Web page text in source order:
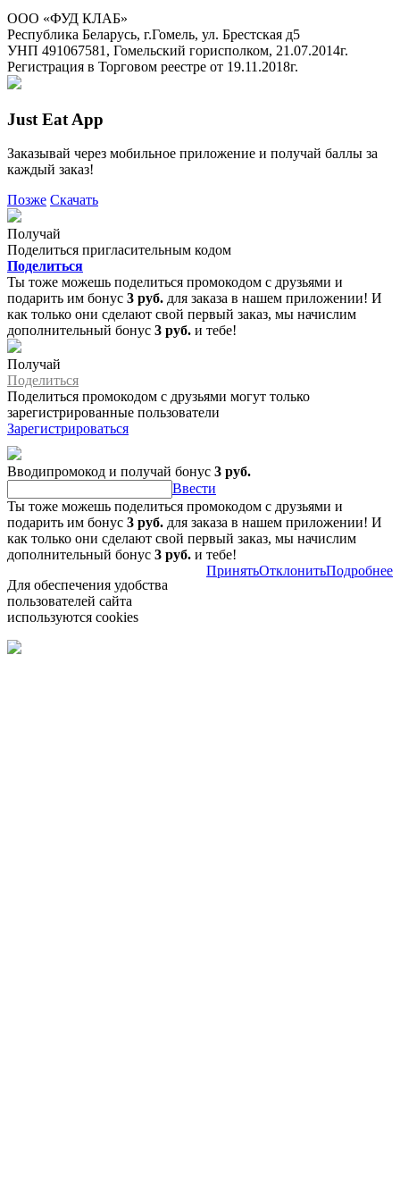
ООО «ФУД КЛАБ»
Республика Беларусь, г.Гомель, ул. Брестская д5
УНП 491067581, Гомельский горисполком, 21.07.2014г.
Регистрация в Торговом реестре от 19.11.2018г.
Just Eat App
Заказывай через мобильное приложение и получай баллы за
каждый заказ!
Позже Скачать
Получай
Поделиться пригласительным кодом
Поделиться
Ты тоже можешь поделиться промокодом с друзьями и
подарить им бонус 3 руб. для заказа в нашем приложении! И
как только они сделают свой первый заказ, мы начислим
дополнительный бонус 3 руб. и тебе!
Получай
Поделиться
Поделиться промокодом с друзьями могут только
зарегистрированные пользователи
Зарегистрироваться
Вводипромокод и получай бонус 3 руб.
Ввести
Ты тоже можешь поделиться промокодом с друзьями и
подарить им бонус 3 руб. для заказа в нашем приложении! И
как только они сделают свой первый заказ, мы начислим
дополнительный бонус 3 руб. и тебе!
Для обеспечения удобства
пользователей сайта
используются cookies
ПринятьОтклонитьПодробнее